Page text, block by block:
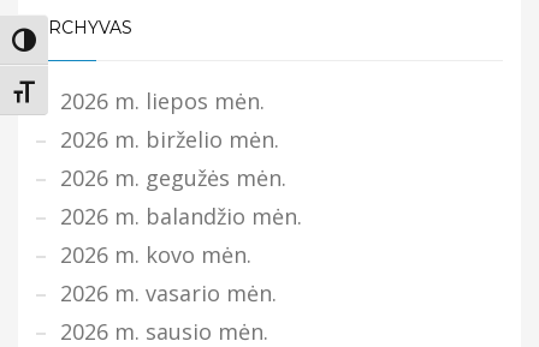
Įjungti didesnį kontrastą
Keisti teksto dydį
ARCHYVAS
2026 m. liepos mėn.
2026 m. birželio mėn.
2026 m. gegužės mėn.
2026 m. balandžio mėn.
2026 m. kovo mėn.
2026 m. vasario mėn.
2026 m. sausio mėn.